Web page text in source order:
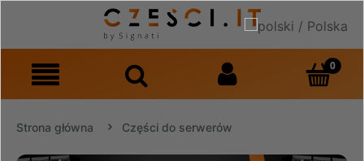
Strona główna Części do serwerów